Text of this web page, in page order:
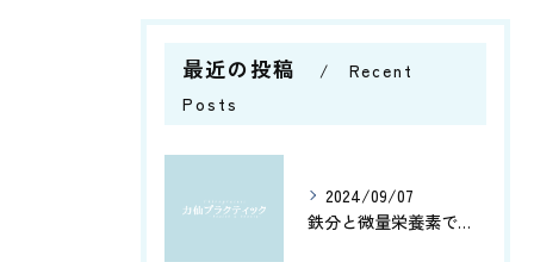
最近の投稿
Recent
Posts
2024/09/07
鉄分と微量栄養素で健康管理